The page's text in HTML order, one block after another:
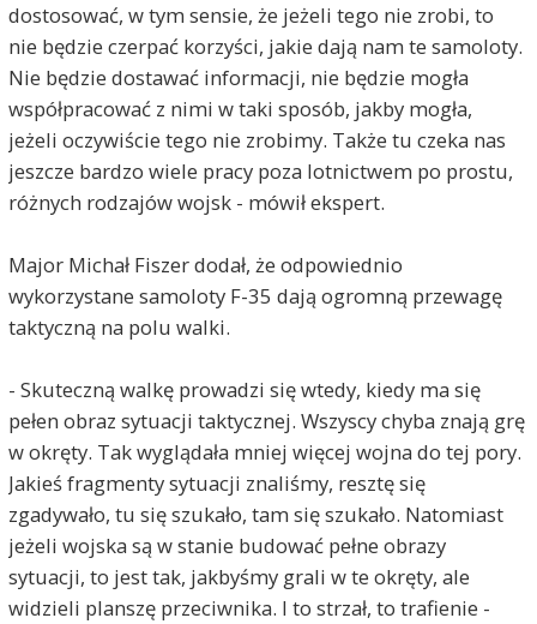
dostosować, w tym sensie, że jeżeli tego nie zrobi, to
nie będzie czerpać korzyści, jakie dają nam te samoloty.
Nie będzie dostawać informacji, nie będzie mogła
współpracować z nimi w taki sposób, jakby mogła,
jeżeli oczywiście tego nie zrobimy. Także tu czeka nas
jeszcze bardzo wiele pracy poza lotnictwem po prostu,
różnych rodzajów wojsk - mówił ekspert.
Major Michał Fiszer dodał, że odpowiednio
wykorzystane samoloty F-35 dają ogromną przewagę
taktyczną na polu walki.
- Skuteczną walkę prowadzi się wtedy, kiedy ma się
pełen obraz sytuacji taktycznej. Wszyscy chyba znają grę
w okręty. Tak wyglądała mniej więcej wojna do tej pory.
Jakieś fragmenty sytuacji znaliśmy, resztę się
zgadywało, tu się szukało, tam się szukało. Natomiast
jeżeli wojska są w stanie budować pełne obrazy
sytuacji, to jest tak, jakbyśmy grali w te okręty, ale
widzieli planszę przeciwnika. I to strzał, to trafienie -